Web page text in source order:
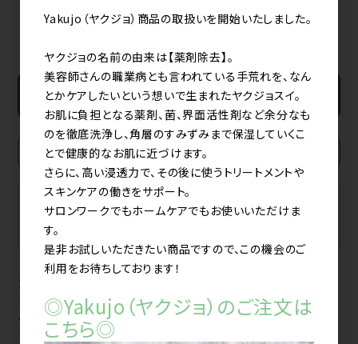
すべてのおすすめ商品を見る
新規会員登録
BRAND
ブランドから探す
MAKER
カテゴリから探す
ヘアカラー
Yakujo（ヤクジョ）商品の取扱いを開始いたしました。
ヤクジョの名前の由来は【薬剤除去】。
美容師さんの職業病とも言われている手荒れを、なん
とかケアしたいという想いで生まれたヤクジョスイ。
お肌に負担となる薬剤、菌、界面活性剤など余分なも
のを徹底洗浄し、角層のすみずみまで保湿していくこ
とで健康的なお肌に近づけます。
さらに、高い浸透力で、その後に使うトリートメントや
スキンケアの働きをサポート。
サロンワークでもホームケアでもお使いいただけま
す。
是非お試しいただきたい商品ですので、この機会のご
利用をお待ちしております！
◎Yakujo（ヤクジョ）のご注文は
こちら◎